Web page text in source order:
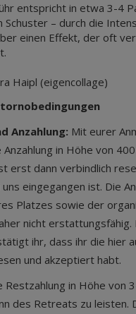
entspricht in etwa 3-4
Schuster – durch die
einen Effekt, der oft
Haipl (eigencollage)
Anzahlung: Mit eurer
in Höhe von
erst dann verbindlich
eingegangen ist. Die
Platzes sowie der
nicht
ihr, dass ihr die hier
und akzeptiert habt.
Restzahlung in Höhe von
des Retreats zu leisten.